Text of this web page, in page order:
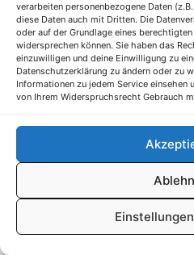
verarbeiten personenbezogene Daten
diese Daten auch mit Dritten. Die
oder auf der Grundlage eines
widersprechen können. Sie haben das
einzuwilligen und deine Einwilligung zu
Datenschutzerklärung zu ändern oder zu
Informationen zu jedem Service einsehen
von Ihrem Widerspruchsrecht Gebrauch